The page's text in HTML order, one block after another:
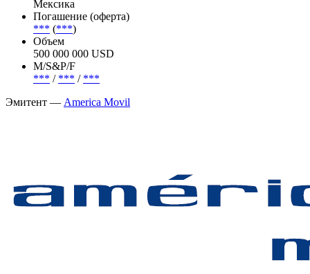
Статус
В обращении
Страна риска
Мексика
Погашение (оферта)
*** ( ***)
500 000 000 USD